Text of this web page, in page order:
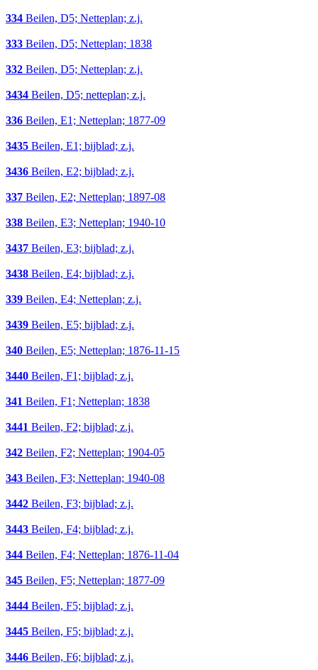
334 Beilen, D5; Netteplan; z.j.
333 Beilen, D5; Netteplan; 1838
332 Beilen, D5; Netteplan; z.j.
3434 Beilen, D5; netteplan; z.j.
336 Beilen, E1; Netteplan; 1877-09
3435 Beilen, E1; bijblad; z.j.
3436 Beilen, E2; bijblad; z.j.
337 Beilen, E2; Netteplan; 1897-08
338 Beilen, E3; Netteplan; 1940-10
3437 Beilen, E3; bijblad; z.j.
3438 Beilen, E4; bijblad; z.j.
339 Beilen, E4; Netteplan; z.j.
3439 Beilen, E5; bijblad; z.j.
340 Beilen, E5; Netteplan; 1876-11-15
3440 Beilen, F1; bijblad; z.j.
341 Beilen, F1; Netteplan; 1838
3441 Beilen, F2; bijblad; z.j.
342 Beilen, F2; Netteplan; 1904-05
343 Beilen, F3; Netteplan; 1940-08
3442 Beilen, F3; bijblad; z.j.
3443 Beilen, F4; bijblad; z.j.
344 Beilen, F4; Netteplan; 1876-11-04
345 Beilen, F5; Netteplan; 1877-09
3444 Beilen, F5; bijblad; z.j.
3445 Beilen, F5; bijblad; z.j.
3446 Beilen, F6; bijblad; z.j.